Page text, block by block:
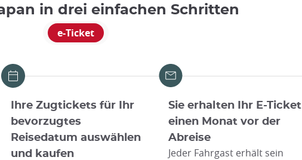
in drei einfachen Schritten
e-Ticket
Ihre Zugtickets für Ihr
bevorzugtes
Reisedatum auswählen
und kaufen
Sie erhalten Ihr E-Ticket
einen Monat vor der
Abreise
Jeder Fahrgast erhält sein